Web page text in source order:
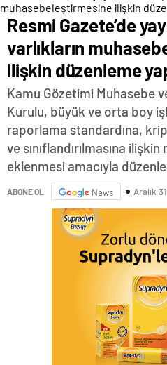
Resmi Gazete’de
varlıkların
ilişkin düzenleme
Kamu Gözetimi Muhasebe
Kurulu, büyük ve orta boy
raporlama standardına,
ve sınıflandırılmasına
eklenmesi amacıyla
ABONE OL News Aralık